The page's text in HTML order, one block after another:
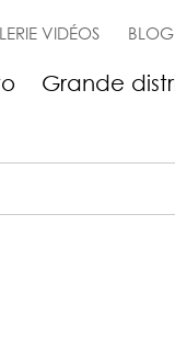
VIDÉOS BLOG
Grande